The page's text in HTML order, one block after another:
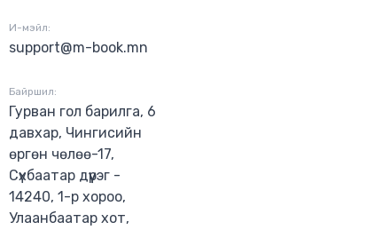
И-мэйл:
support@m-book.mn
Байршил:
Гурван гол барилга, 6
давхар, Чингисийн
өргөн чөлөө-17,
Сүхбаатар дүүрэг -
14240, 1-р хороо,
Улаанбаатар хот,